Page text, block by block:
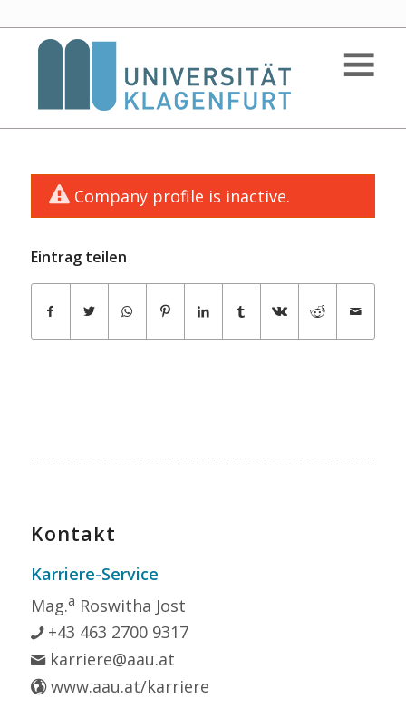
Company profile is inactive.
Eintrag teilen
Kontakt
Karriere-Service
Mag.a Roswitha Jost
+43 463 2700 9317
karriere@aau.at
www.aau.at/karriere